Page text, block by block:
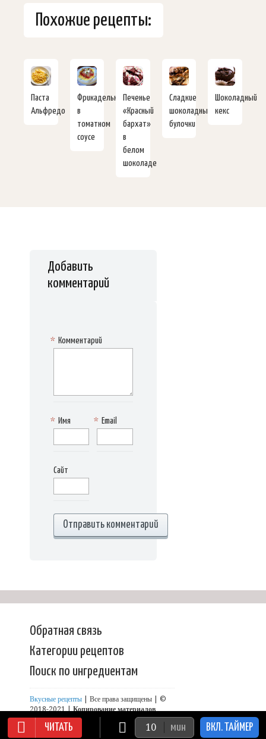
ЧИТАТЬ мин ВКЛ. ТАЙМЕР
Похожие рецепты:
Паста
Альфредо
Фрикадельки
в
томатном
соусе
Печенье
«Красный
бархат»
в
белом
шоколаде
Сладкие
шоколадные
булочки
Шоколадный
кекс
Добавить
комментарий
Комментарий
*
Имя
* Email
*
Сайт
Обратная связь
Категории рецептов
Поиск по ингредиентам
Вкусные рецепты | Все права защищены | ©
2018-2021 |Копирование материалов
сайта запрещено!